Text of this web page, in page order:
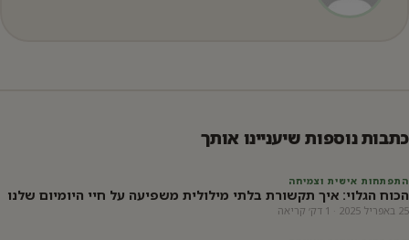
כתבות נוספות שיעניינו אותך
התפתחות אישית וצמיחה
הכוח הגלוי: איך תקשורת בלתי מילולית משפיעה על חיי היומיום שלנו
25 באפריל 2025 · 1 דק׳ קריאה